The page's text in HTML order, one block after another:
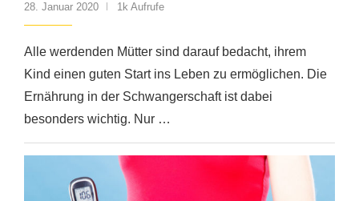
28. Januar 2020 1k Aufrufe
Alle werdenden Mütter sind darauf bedacht, ihrem
Kind einen guten Start ins Leben zu ermöglichen. Die
Ernährung in der Schwangerschaft ist dabei
besonders wichtig. Nur …